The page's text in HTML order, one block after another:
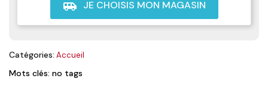
airport_shuttle JE CHOISIS MON MAGASIN
Catégories: Accueil
Mots clés: no tags